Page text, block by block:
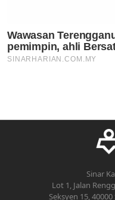
Sinar
Lot 1, Jalan
Seksyen 15,